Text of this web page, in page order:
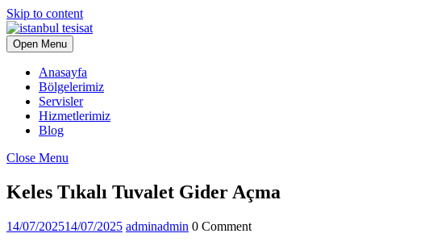
Skip to content
Open Menu
Anasayfa
Bölgelerimiz
Servisler
Hizmetlerimiz
Blog
Close Menu
Keles Tıkalı Tuvalet Gider Açma
14/07/202514/07/2025 adminadmin 0 Comment